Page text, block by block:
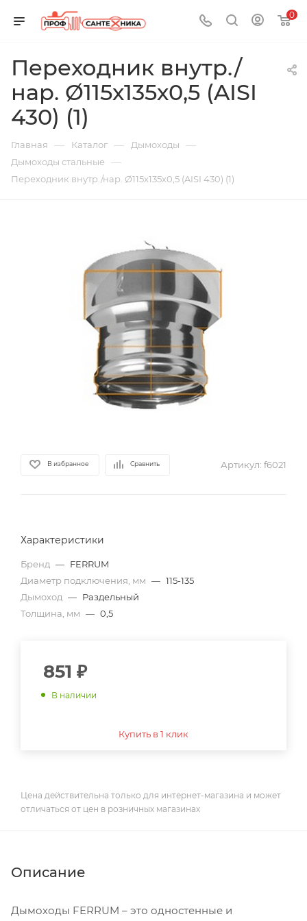
0
Переходник внутр./
нар. Ø115х135х0,5 (AISI
430) (1)
Главная — Каталог — Дымоходы —
Дымоходы стальные —
Переходник внутр./нар. Ø115х135х0,5 (AISI 430) (1)
В избранное Сравнить Артикул: f6021
Характеристики
Бренд — FERRUM
Диаметр подключения, мм — 115-135
Дымоход — Раздельный
Толщина, мм — 0,5
851 ₽
В наличии
Купить в 1 клик
Цена действительна только для интернет-магазина и может
отличаться от цен в розничных магазинах
Описание
Дымоходы FERRUM – это одностенные и